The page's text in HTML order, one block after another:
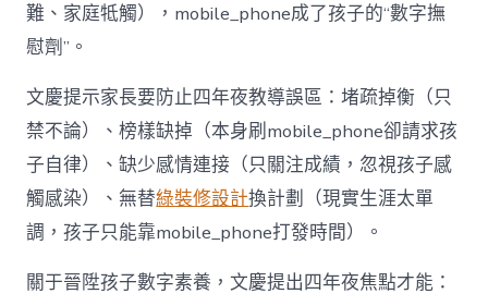
難、家庭牴觸），mobile_phone成了孩子的“數字撫
慰劑”。
文慶提示家長要防止四年夜教導誤區：堵疏掉衡（只
禁不論）、榜樣缺掉（本身刷mobile_phone卻請求孩
子自律）、缺少感情連接（只關注成績，忽視孩子感
觸感染）、無替綠裝修設計換計劃（現實生涯太單
調，孩子只能靠mobile_phone打發時間）。
關于晉陞孩子數字素養，文慶提出四年夜焦點才能：